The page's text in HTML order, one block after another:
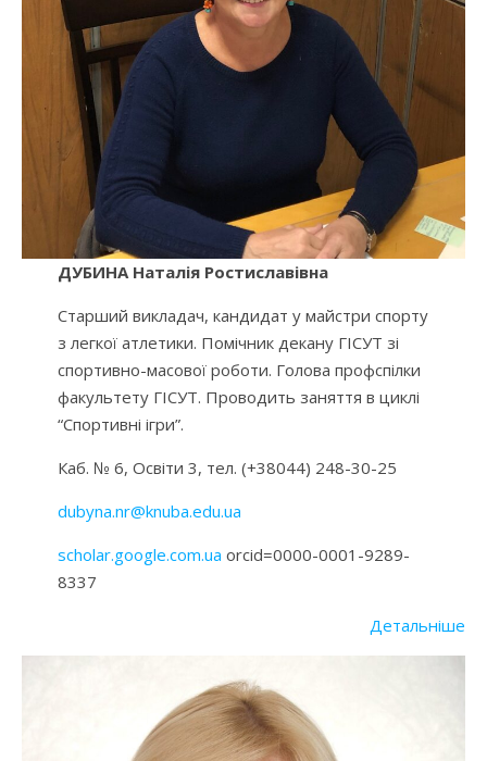
ДУБИНА Наталія Ростиславівна
Старший викладач, кандидат у майстри спорту
з легкої атлетики. Помічник декану ГІСУТ зі
спортивно-масової роботи. Голова профспілки
факультету ГІСУТ. Проводить заняття в циклі
“Спортивні ігри”.
Каб. № 6, Освіти 3, тел. (+38044) 248-30-25
dubyna.nr@knuba.edu.ua
scholar.google.com.ua orcid=0000-0001-9289-
8337
Детальніше